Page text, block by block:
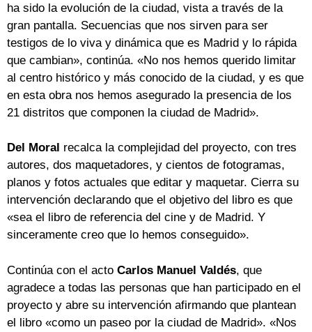
ha sido la evolución de la ciudad, vista a través de la
gran pantalla. Secuencias que nos sirven para ser
testigos de lo viva y dinámica que es Madrid y lo rápida
que cambian», continúa. «No nos hemos querido limitar
al centro histórico y más conocido de la ciudad, y es que
en esta obra nos hemos asegurado la presencia de los
21 distritos que componen la ciudad de Madrid».
Del Moral recalca la complejidad del proyecto, con tres
autores, dos maquetadores, y cientos de fotogramas,
planos y fotos actuales que editar y maquetar. Cierra su
intervención declarando que el objetivo del libro es que
«sea el libro de referencia del cine y de Madrid. Y
sinceramente creo que lo hemos conseguido».
Continúa con el acto Carlos Manuel Valdés, que
agradece a todas las personas que han participado en el
proyecto y abre su intervención afirmando que plantean
el libro «como un paseo por la ciudad de Madrid». «Nos